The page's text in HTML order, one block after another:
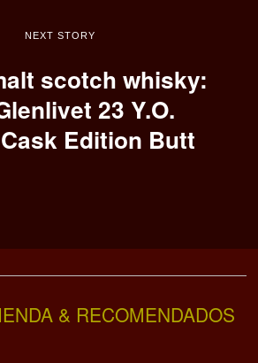
NEXT STORY
scotch whisky:
23 Y.O.
Edition Butt
& RECOMENDADOS